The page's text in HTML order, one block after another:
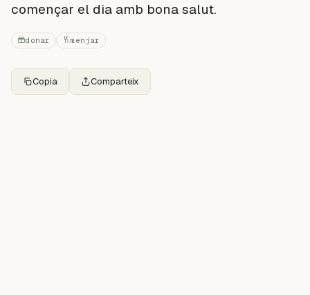
començar el dia amb bona salut.
donar menjar
Copia Comparteix